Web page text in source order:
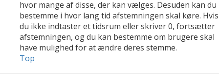
hvor mange af disse, der kan vælges. Desuden kan du
bestemme i hvor lang tid afstemningen skal køre. Hvis
du ikke indtaster et tidsrum eller skriver 0, fortsætter
afstemningen, og du kan bestemme om brugere skal
have mulighed for at ændre deres stemme.
Top